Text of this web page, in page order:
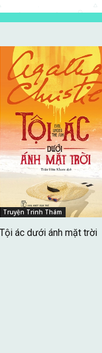
Truyện Trinh Thám
Tội ác dưới ánh mặt trời